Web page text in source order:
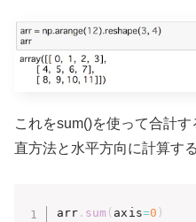
これをsum()を使って合計
直方法と水平方向に計算す
arr. sum ( axis=0 )